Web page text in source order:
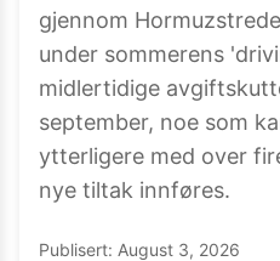
gjennom
under sommerens
midlertidige
september, noe som
ytterligere med over
nye tiltak innføres.
Publisert: August 3, 2026